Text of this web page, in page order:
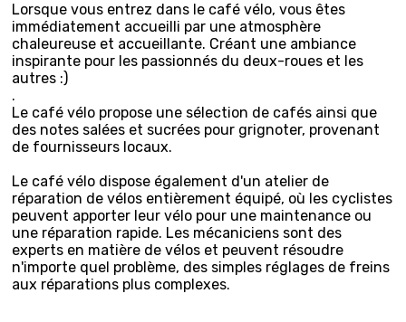
Lorsque vous entrez dans le café vélo, vous êtes
immédiatement accueilli par une atmosphère
chaleureuse et accueillante. Créant une ambiance
inspirante pour les passionnés du deux-roues et les
autres :)
.
Le café vélo propose une sélection de cafés ainsi que
des notes salées et sucrées pour grignoter, provenant
de fournisseurs locaux.
Le café vélo dispose également d'un atelier de
réparation de vélos entièrement équipé, où les cyclistes
peuvent apporter leur vélo pour une maintenance ou
une réparation rapide. Les mécaniciens sont des
experts en matière de vélos et peuvent résoudre
n'importe quel problème, des simples réglages de freins
aux réparations plus complexes.